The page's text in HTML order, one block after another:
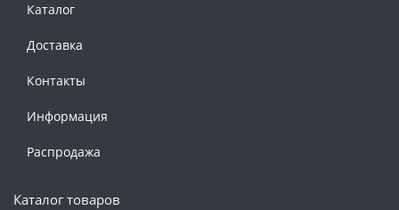
Каталог
Доставка
Контакты
Информация
Распродажа
Каталог товаров